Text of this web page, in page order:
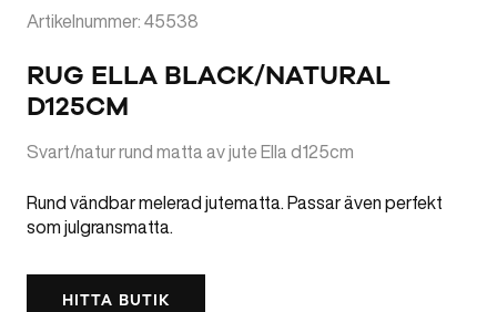
Artikelnummer: 45538
RUG ELLA BLACK/NATURAL
D125CM
Svart/natur rund matta av jute Ella d125cm
Rund vändbar melerad jutematta. Passar även perfekt
som julgransmatta.
HITTA BUTIK